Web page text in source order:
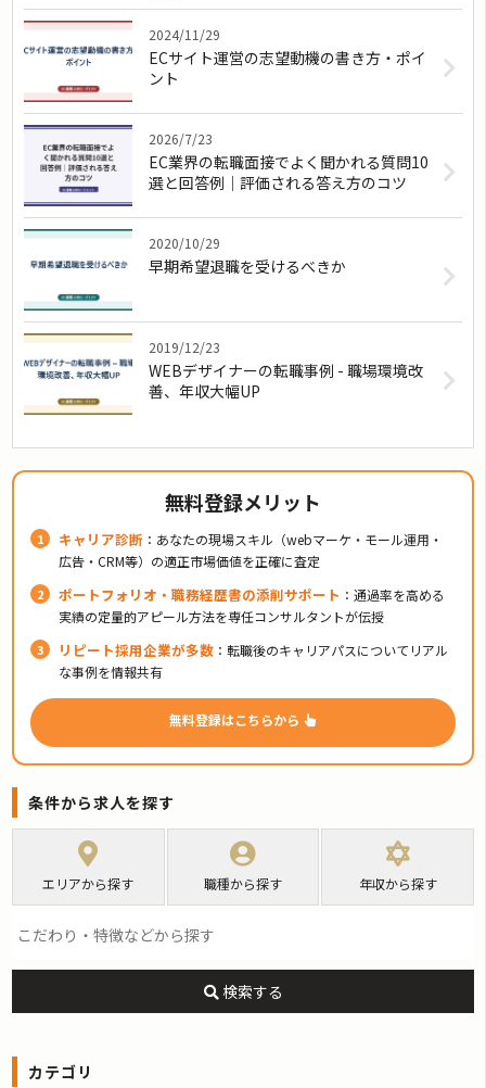
2024/11/29
ECサイト運営の志望動機の書き方・ポイ
ント
2026/7/23
EC業界の転職面接でよく聞かれる質問10
選と回答例｜評価される答え方のコツ
2020/10/29
早期希望退職を受けるべきか
2019/12/23
WEBデザイナーの転職事例 - 職場環境改
善、年収大幅UP
無料登録メリット
キャリア診断 ：あなたの現場スキル（webマーケ・モール運用・
広告・CRM等）の適正市場価値を正確に査定
ポートフォリオ・職務経歴書の添削サポート ：通過率を高める
実績の定量的アピール方法を専任コンサルタントが伝授
リピート採用企業が多数 ：転職後のキャリアパスについてリアル
な事例を情報共有
無料登録はこちらから
条件から求人を探す
エリアから探す 職種から探す 年収から探す
検索する
カテゴリ